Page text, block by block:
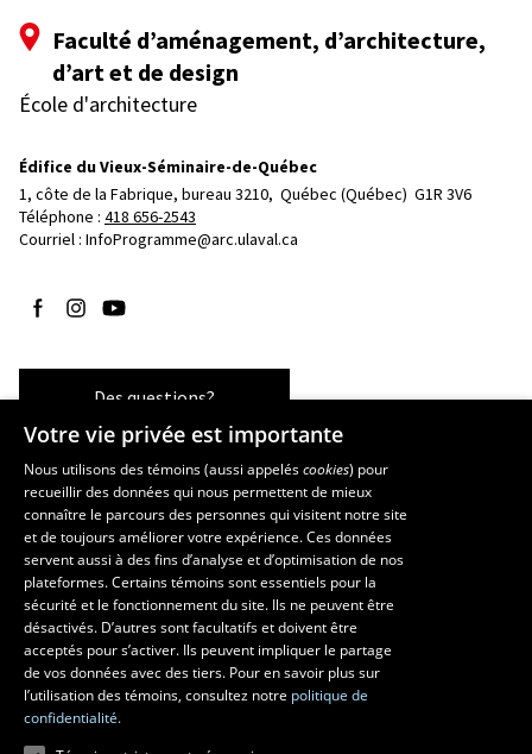
Faculté d’aménagement, d’architecture,
d’art et de design
École d'architecture
Édifice du Vieux-Séminaire-de-Québec
1, côte de la Fabrique, bureau 3210, Québec (Québec)  G1R 3V6
Téléphone : 418 656-2543
Courriel : InfoProgramme@arc.ulaval.ca
Suivez-nous sur Facebook
Suivez-nous sur Instagram
Suivez-nous sur YouTube
Des questions?
Les écoles et la recherche
École d’art
École supérieure d’aménagement du territoire et de développement
régional
École de design
Centre de recherche en aménagement et développement
Votre vie privée est importante
Nous utilisons des témoins (aussi appeléscookies) pour
recueillir des données qui nous permettent de mieux
connaître le parcours des personnes qui visitent notre site
et de toujours améliorer votre expérience. Ces données
servent aussi à des fins d’analyse et d’optimisation de nos
plateformes. Certains témoins sont essentiels pour la
sécurité et le fonctionnement du site. Ils ne peuvent être
désactivés. D’autres sont facultatifs et doivent être
acceptés pour s’activer. Ils peuvent impliquer le partage
de vos données avec des tiers. Pour en savoir plus sur
l’utilisation des témoins, consultez notre politique de
confidentialité.